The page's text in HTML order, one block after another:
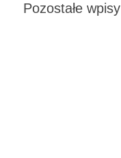
Pozostałe wpisy